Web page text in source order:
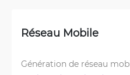
Réseau Mobile
Génération de réseau